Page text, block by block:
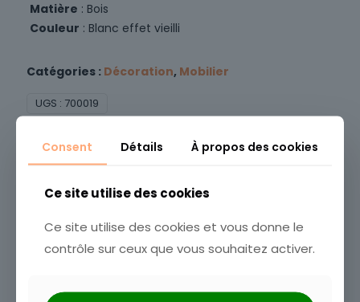
Matière : Bois
Couleur : Blanc effet vieilli
Catégories : Décoration, Mobilier
UGS : 700019
Vous aimerez peut-être aussi…
Consent Détails À propos des cookies
Ce site utilise des cookies
Ce site utilise des cookies et vous donne le
contrôle sur ceux que vous souhaitez activer.